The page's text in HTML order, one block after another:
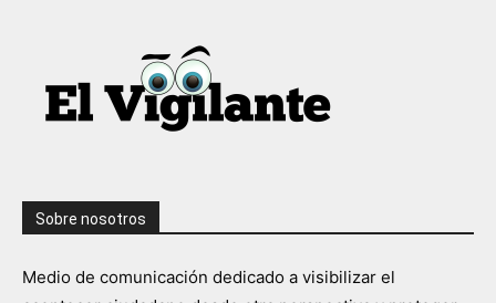
Sobre nosotros
Medio de comunicación dedicado a visibilizar el